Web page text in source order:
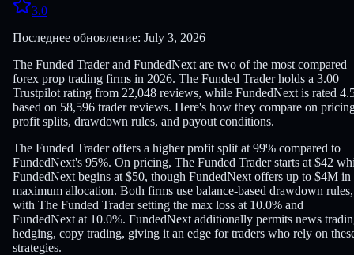
3.0
Последнее обновление: July 3, 2026
The Funded Trader and FundedNext are two of the most compared
forex prop trading firms in 2026. The Funded Trader holds a 3.00
Trustpilot rating from 22,048 reviews, while FundedNext is rated
based on 58,596 trader reviews. Here's how they compare on
profit splits, drawdown rules, and payout conditions.
The Funded Trader offers a higher profit split at 99% compared to
FundedNext's 95%. On pricing, The Funded Trader starts at $42
FundedNext begins at $50, though FundedNext offers up to $4M in
maximum allocation. Both firms use balance-based drawdown rules,
with The Funded Trader setting the max loss at 10.0% and
FundedNext at 10.0%. FundedNext additionally permits news
hedging, copy trading, giving it an edge for traders who rely on
strategies.